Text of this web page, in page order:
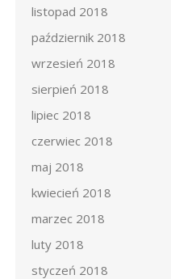
listopad 2018
październik 2018
wrzesień 2018
sierpień 2018
lipiec 2018
czerwiec 2018
maj 2018
kwiecień 2018
marzec 2018
luty 2018
styczeń 2018